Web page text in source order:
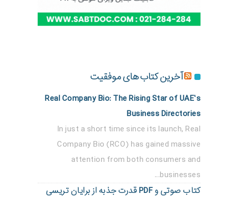
آخرین کتاب های موفقیت
Real Company Bio: The Rising Star of UAE’s
Business Directories
In just a short time since its launch, Real
Company Bio (RCO) has gained massive
attention from both consumers and
businesses...
کتاب صوتی و PDF قدرت جذبه از برایان تریسی